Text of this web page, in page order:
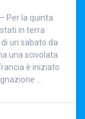
Per la quinta
in terra
un sabato da
una scivolata
è iniziato
…